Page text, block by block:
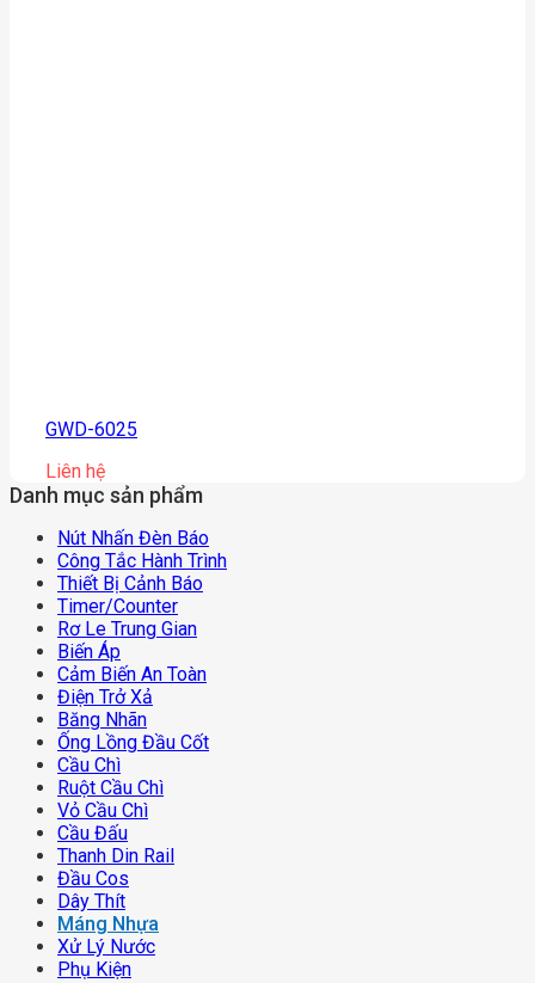
GWD-6025
Liên hệ
Danh mục sản phẩm
Nút Nhấn Đèn Báo
Công Tắc Hành Trình
Thiết Bị Cảnh Báo
Timer/counter
Rơ Le Trung Gian
Biến Áp
Cảm Biến An Toàn
Điện Trở Xả
Băng Nhãn
Ống Lồng Đầu Cốt
Cầu Chì
Ruột Cầu Chì
Vỏ Cầu Chì
Cầu Đấu
Thanh Din Rail
Đầu Cos
Dây Thít
Máng Nhựa
Xử Lý Nước
Phụ Kiện